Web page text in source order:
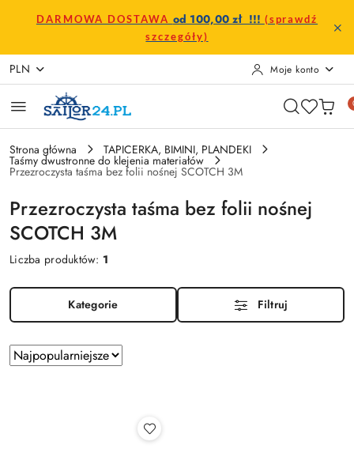
Przejdź do treści głównej
Przejdź do wyszukiwarki
Przejdź do moje konto
Przejdź do menu głównego
Przejdź do stopki
DARMOWA DOSTAWA od 100,00 zł !!! (sprawdź
szczegóły)
PLN Moje konto
Strona główna TAPICERKA, BIMINI, PLANDEKI
Taśmy dwustronne do klejenia materiałów
Przezroczysta taśma bez folii nośnej SCOTCH 3M
Przezroczysta taśma bez folii nośnej
SCOTCH 3M
Liczba produktów: 1
Kategorie Filtruj
Zastosowano
sortowanie:
Sortuj
według